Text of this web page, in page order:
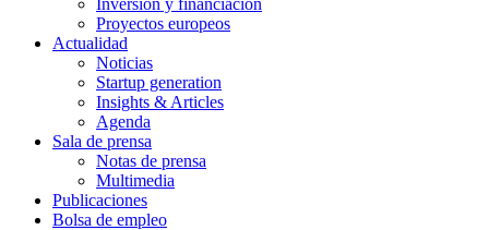
Inversión y financiación
Proyectos europeos
Actualidad
Noticias
Startup generation
Insights & Articles
Agenda
Sala de prensa
Notas de prensa
Multimedia
Publicaciones
Bolsa de empleo